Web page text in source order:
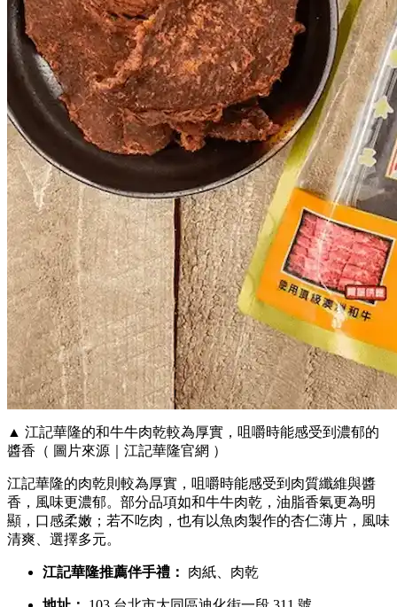
▲ 江記華隆的和牛牛肉乾較為厚實，咀嚼時能感受到濃郁的
醬香（ 圖片來源｜江記華隆官網 ）
江記華隆的肉乾則較為厚實，咀嚼時能感受到肉質纖維與醬
香，風味更濃郁。部分品項如和牛牛肉乾，油脂香氣更為明
顯，口感柔嫩；若不吃肉，也有以魚肉製作的杏仁薄片，風味
清爽、選擇多元。
江記華隆推薦伴手禮： 肉紙、肉乾